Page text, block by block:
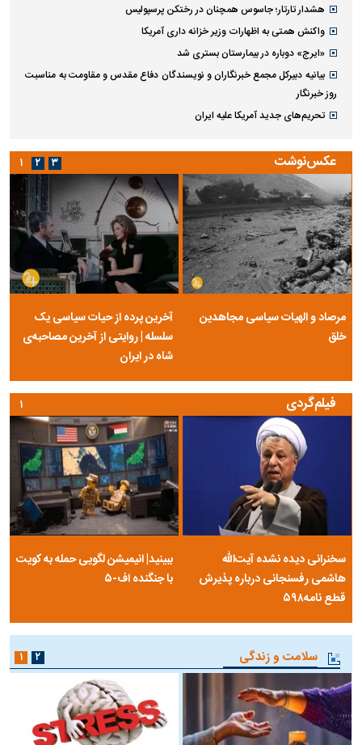
هشدار تارتار؛ جاسوس همچنان در رختکن پرسپولیس
واکنش همتی به اظهارات وزیر خزانه داری آمریکا
«ایرج» دوباره در بیمارستان بستری شد
بیانیه دبیرکل مجمع خبرنگاران و نویسندگان دفاع مقدس و مقاومت به مناسبت
روز خبرنگار
تحریم‌های جدید آمریکا علیه ایران
عکس‌نوشت
مرصاد و الهیات سیاسی مجاهدین
خلق
آخرین پرده از حیات سیاسی یک
سلسله | روایتی از آخرین مصاحبه‌ی
شاه در ایران
۱ ۲ ۳
فیلم‌گردی
سخنرانی دیده نشده آیت‌الله
هاشمی رفسنجانی درباره پذیرش
قطع نامه۵۹۸
ببینید| انیمیشن لگویی حمله به کویت
با جنگنده اف-۵
۱
سلامت و زندگی ۱ ۲